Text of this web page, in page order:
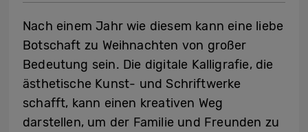
Nach einem Jahr wie diesem kann eine liebe
Botschaft zu Weihnachten von großer
Bedeutung sein. Die digitale Kalligrafie, die
ästhetische Kunst- und Schriftwerke
schafft, kann einen kreativen Weg
darstellen, um der Familie und Freunden zu